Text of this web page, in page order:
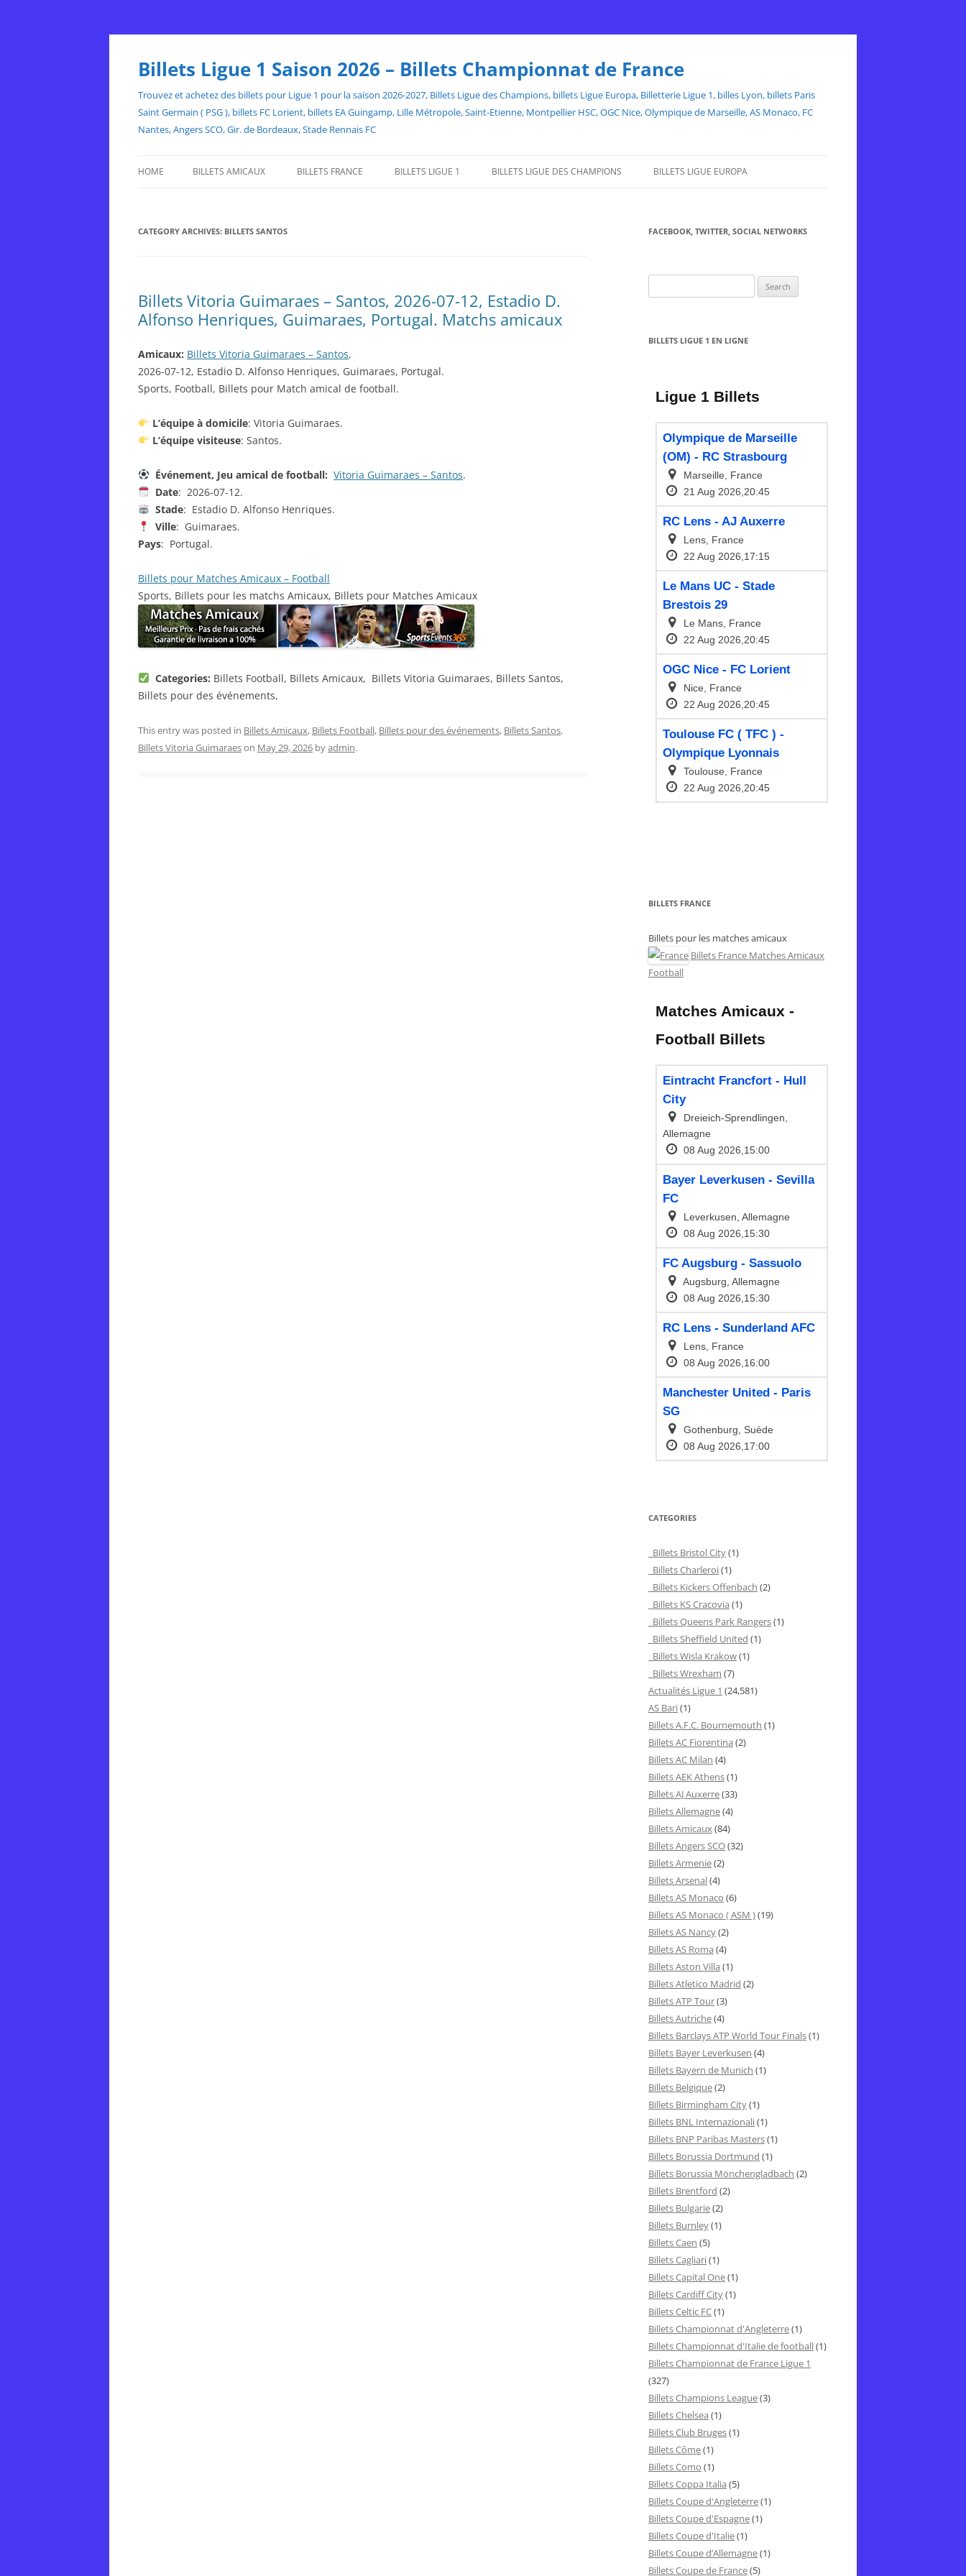
Skip
content
Billets Ligue 1 Saison 2026 – Billets Championnat de France
Trouvez et achetez des billets pour Ligue 1 pour la saison 2026-2027, Billets Ligue des Champions, billets Ligue Europa, Billetterie Ligue 1, billes Lyon, billets Paris
Saint Germain ( PSG ), billets FC Lorient, billets EA Guingamp, Lille Métropole, Saint-Etienne, Montpellier HSC, OGC Nice, Olympique de Marseille, AS Monaco, FC
Nantes, Angers SCO, Gir. de Bordeaux, Stade Rennais FC
HOME BILLETS AMICAUX BILLETS FRANCE BILLETS LIGUE 1 BILLETS LIGUE DES CHAMPIONS BILLETS LIGUE EUROPA
CATEGORY ARCHIVES: BILLETS SANTOS
Billets Vitoria Guimaraes – Santos, 2026-07-12, Estadio D.
Alfonso Henriques, Guimaraes, Portugal. Matchs amicaux
Amicaux: Billets Vitoria Guimaraes – Santos,
2026-07-12, Estadio D. Alfonso Henriques, Guimaraes, Portugal.
Sports, Football, Billets pour Match amical de football.
L’équipe à domicile: Vitoria Guimaraes.
L’équipe visiteuse: Santos.
Événement, Jeu amical de football: Vitoria Guimaraes – Santos.
Date: 2026-07-12.
Stade: Estadio D. Alfonso Henriques.
Ville: Guimaraes.
Pays: Portugal.
Billets pour Matches Amicaux – Football
Sports, Billets pour les matchs Amicaux, Billets pour Matches Amicaux
Categories: Billets Football, Billets Amicaux, Billets Vitoria Guimaraes, Billets Santos,
Billets pour des événements,
This entry was posted in Billets Amicaux, Billets Football, Billets pour des événements, Billets Santos,
Billets Vitoria Guimaraeson May 29, 2026 byadmin.
FACEBOOK, TWITTER, SOCIAL NETWORKS
for:
BILLETS LIGUE 1 EN LIGNE
BILLETS FRANCE
Billets pour les matches amicaux
Billets France Matches Amicaux
Football
CATEGORIES
Billets Bristol City(1)
Billets Charleroi(1)
Billets Kickers Offenbach (2)
Billets KS Cracovia (1)
Billets Queens Park Rangers(1)
Billets Sheffield United (1)
Billets Wisla Krakow(1)
Billets Wrexham (7)
Actualités Ligue 1 (24,581)
AS Bari(1)
Billets A.F.C. Bournemouth (1)
Billets AC Fiorentina (2)
Billets AC Milan (4)
Billets AEK Athens(1)
Billets AJ Auxerre(33)
Billets Allemagne(4)
Billets Amicaux(84)
Billets Angers SCO(32)
Billets Armenie(2)
Billets Arsenal(4)
Billets AS Monaco (6)
Billets AS Monaco ( ASM )(19)
Billets AS Nancy(2)
Billets AS Roma (4)
Billets Aston Villa (1)
Billets Atletico Madrid (2)
Billets ATP Tour(3)
Billets Autriche(4)
Billets Barclays ATP World Tour Finals(1)
Billets Bayer Leverkusen (4)
Billets Bayern de Munich (1)
Billets Belgique(2)
Billets Birmingham City(1)
Billets BNL Internazionali(1)
Billets BNP Paribas Masters(1)
Billets Borussia Dortmund (1)
Billets Borussia Mönchengladbach (2)
Billets Brentford (2)
Billets Bulgarie(2)
Billets Burnley(1)
Billets Caen (5)
Billets Cagliari(1)
Billets Capital One(1)
Billets Cardiff City(1)
Billets Celtic FC(1)
Billets Championnat d'Angleterre(1)
Billets Championnat d'Italie de football(1)
Billets Championnat de France Ligue 1
(327)
Billets Champions League(3)
Billets Chelsea (1)
Billets Club Bruges(1)
Billets Côme(1)
Billets Como (1)
Billets Coppa Italia (5)
Billets Coupe d'Angleterre(1)
Billets Coupe d'Espagne(1)
Billets Coupe d'Italie(1)
Billets Coupe d’Allemagne(1)
Billets Coupe de France(5)